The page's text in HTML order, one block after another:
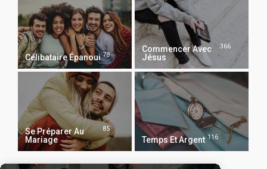
Célibataire Épanoui 78
Commencer Avec
Jésus
366
Se Préparer Au
Mariage
85
Temps Et Argent 116